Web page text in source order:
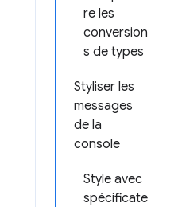
re les
conversion
s de types
Styliser les
messages
de la
console
Style avec
spécificate